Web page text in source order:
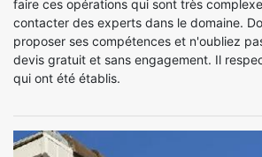
faire ces opérations qui sont très
contacter des experts dans le domaine.
proposer ses compétences et n'oubliez
devis gratuit et sans engagement. Il
qui ont été établis.